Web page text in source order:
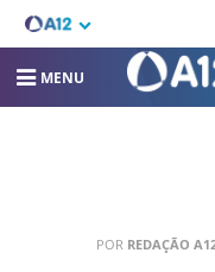
MENU
POR REDAÇÃO